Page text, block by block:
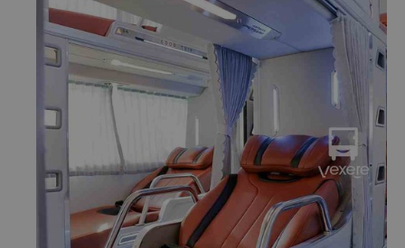
b. Hình ảnh xe Phương Hồng Linh